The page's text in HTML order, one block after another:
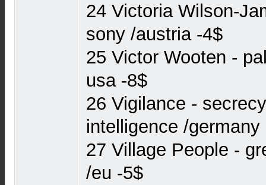
24 Victoria Wilson-
sony /austria -4$
25 Victor Wooten -
usa -8$
26 Vigilance -
intelligence /germany
27 Village People -
/eu -5$